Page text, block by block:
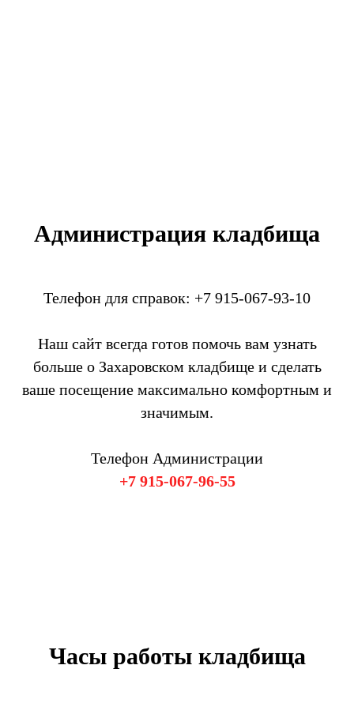
Администрация кладбища
Телефон для справок: +7 915-067-93-10
Наш сайт всегда готов помочь вам узнать
больше о Захаровском кладбище и сделать
ваше посещение максимально комфортным и
значимым.
Телефон Администрации
+7 915-067-96-55
Часы работы кладбища